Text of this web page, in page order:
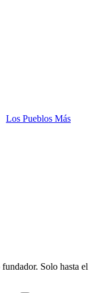
Los Pueblos Más
Solo hasta el